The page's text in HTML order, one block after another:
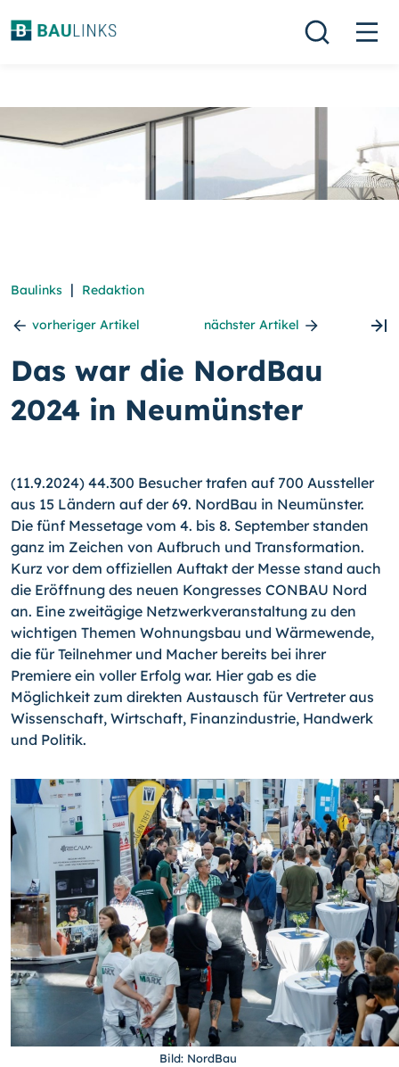
Baulinks | Redaktion
vorheriger Artikel nächster Artikel
Das war die NordBau
2024 in Neumünster
(11.9.2024) 44.300 Besucher trafen auf 700 Aussteller
aus 15 Ländern auf der 69. NordBau in Neumünster.
Die fünf Messetage vom 4. bis 8. September standen
ganz im Zeichen von Aufbruch und Transformation.
Kurz vor dem offiziellen Auftakt der Messe stand auch
die Eröffnung des neuen Kongresses CONBAU Nord
an. Eine zweitägige Netzwerkveranstaltung zu den
wichtigen Themen Wohnungsbau und Wärmewende,
die für Teilnehmer und Macher bereits bei ihrer
Premiere ein voller Erfolg war. Hier gab es die
Möglichkeit zum direkten Austausch für Vertreter aus
Wissenschaft, Wirtschaft, Finanzindustrie, Handwerk
und Politik.
Bild: NordBau